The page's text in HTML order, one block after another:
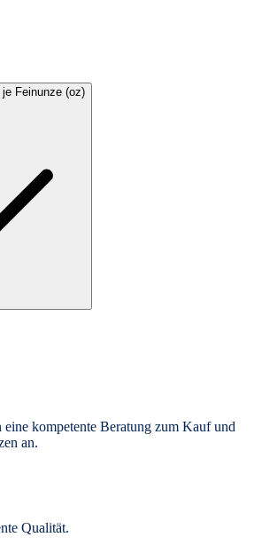
Feinunze (oz)
kompetente Beratung zum Kauf und
an.
Qualität.